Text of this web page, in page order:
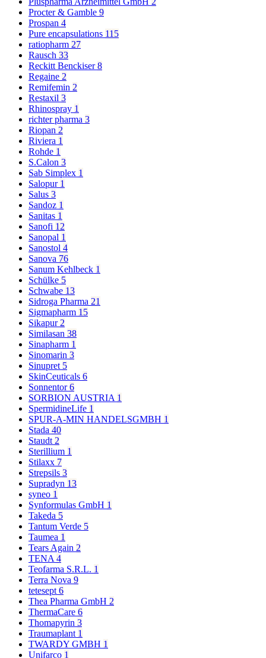
Procter & Gamble 9
Prospan 4
Pure encapsulations 115
ratiopharm 27
Rausch 33
Reckitt Benckiser8
Regaine 2
Remifemin 2
Restaxil 3
Rhinospray 1
richter pharma 3
Riopan 2
Riviera 1
Rohde 1
S.Calon 3
Sab Simplex 1
Salopur 1
Salus 3
Sandoz 1
Sanitas 1
Sanofi 12
Sanopal 1
Sanostol 4
Sanova 76
Sanum Kehlbeck 1
Schülke 5
Schwabe 13
Sidroga Pharma 21
Sigmapharm 15
Sikapur2
Similasan 38
Sinapharm 1
Sinomarin 3
Sinupret 5
SkinCeuticals 6
Sonnentor6
SORBION AUSTRIA 1
SpermidineLife 1
SPUR-A-MIN HANDELSGMBH 1
Stada 40
Staudt2
Sterillium 1
Stilaxx 7
Strepsils 3
Supradyn 13
syneo 1
Synformulas GmbH 1
Takeda 5
Tantum Verde 5
Taumea 1
Tears Again 2
TENA4
Teofarma S.R.L. 1
Terra Nova 9
tetesept6
Thea Pharma GmbH 2
ThermaCare 6
Thomapyrin 3
Traumaplant 1
TWARDY GMBH 1
Unifarco 1